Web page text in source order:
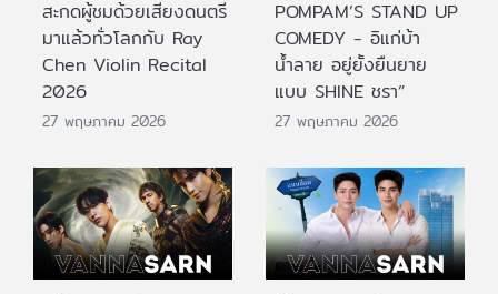
สะกดผู้ชมด้วยเสียงดนตรี
มาแล้วทั่วโลกกับ Ray
Chen Violin Recital
2026
27 พฤษภาคม 2026
POMPAM’S STAND UP
COMEDY - อิแก่บ้า
น้ำลาย อยู่ยั้งยืนยาย
แบบ SHINE ชรา”
27 พฤษภาคม 2026